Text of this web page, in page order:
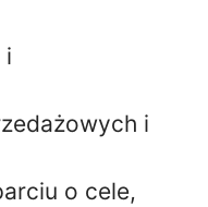
i
i
o cele,